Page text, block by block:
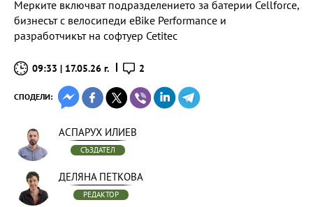
Мерките включват подразделението за батерии Cellforce,
бизнесът с велосипеди eBike Performance и
разработчикът на софтуер Cetitec
09:33 | 17.05.26 г. 2
СПОДЕЛИ:
АСПАРУХ ИЛИЕВ
СЪЗДАТЕЛ
ДЕЛЯНА ПЕТКОВА
РЕДАКТОР